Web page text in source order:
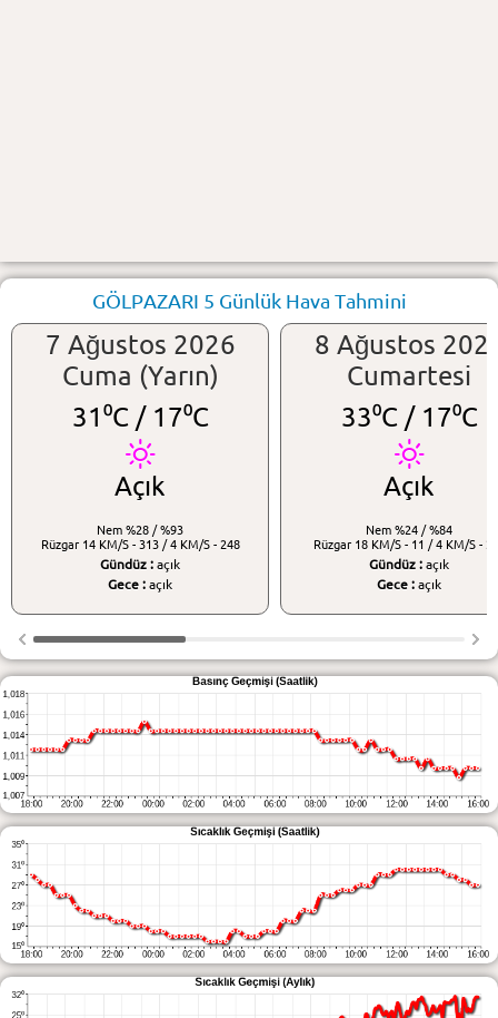
GÖLPAZARI 5 Günlük Hava Tahmini
7 Ağustos 2026
Cuma (Yarın)
31⁰C /17⁰C
Açık
Nem %28 / %93
Rüzgar 14 KM/S - 313 / 4 KM/S - 248
Gündüz : açık
Gece : açık
8 Ağustos
Cumartesi
33⁰C /17⁰C
Açık
Nem %24 / %84
Rüzgar 18 KM/S - 11 / 4 KM/S -
Gündüz : açık
Gece : açık